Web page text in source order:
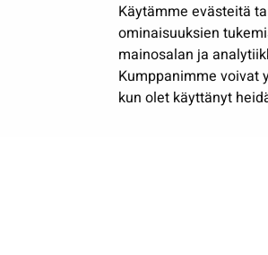
Käytämme evästeitä
ominaisuuksien
mainosalan ja
Kumppanimme voivat
kun olet käyttänyt